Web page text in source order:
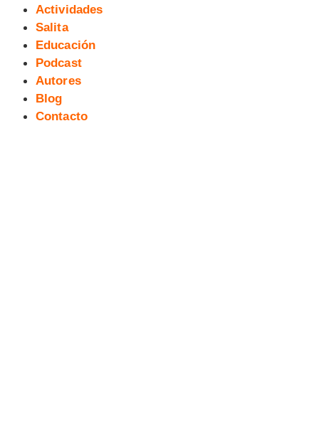
Actividades
Salita
Educación
Podcast
Autores
Blog
Contacto